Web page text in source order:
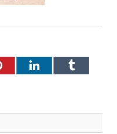
PinterestLinkedInTumblr